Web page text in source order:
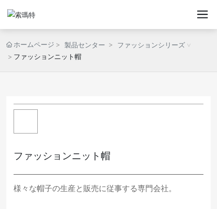
ホームページ 製品センター
ファッションシリーズ
ファッションニット帽
ファッションニット帽
様々な帽子の生産と販売に従事する専門会社。